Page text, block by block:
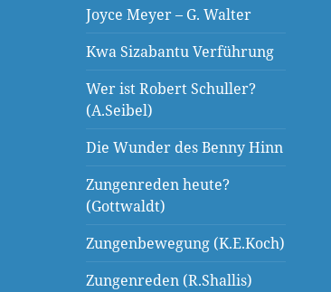
Joyce Meyer – G. Walter
Kwa Sizabantu Verführung
Wer ist Robert Schuller?
(A.Seibel)
Die Wunder des Benny Hinn
Zungenreden heute?
(Gottwaldt)
Zungenbewegung (K.E.Koch)
Zungenreden (R.Shallis)